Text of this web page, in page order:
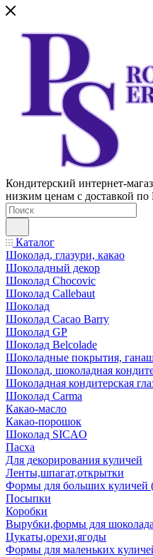
Кондитерский интернет-
низким ценам с доставкой по
Каталог
Шоколад, глазури, какао
Шоколадный декор
Шоколад Chocovic
Шоколад Callebaut
Шоколад
Шоколад Cacao Barry
Шоколад GP
Шоколад Belcolade
Шоколадные покрытия,
Шоколад, шоколадная
Шоколадная кондитерская
Шоколад Carma
Какао-масло
Какао-порошок
Шоколад SICAO
Пасха
Для декорирования куличей
Ленты,шпагат,открытки
Формы для больших куличей
Посыпки
Коробки
Вырубки,формы для шоколада
Цукаты,орехи,ягоды
Формы для маленьких